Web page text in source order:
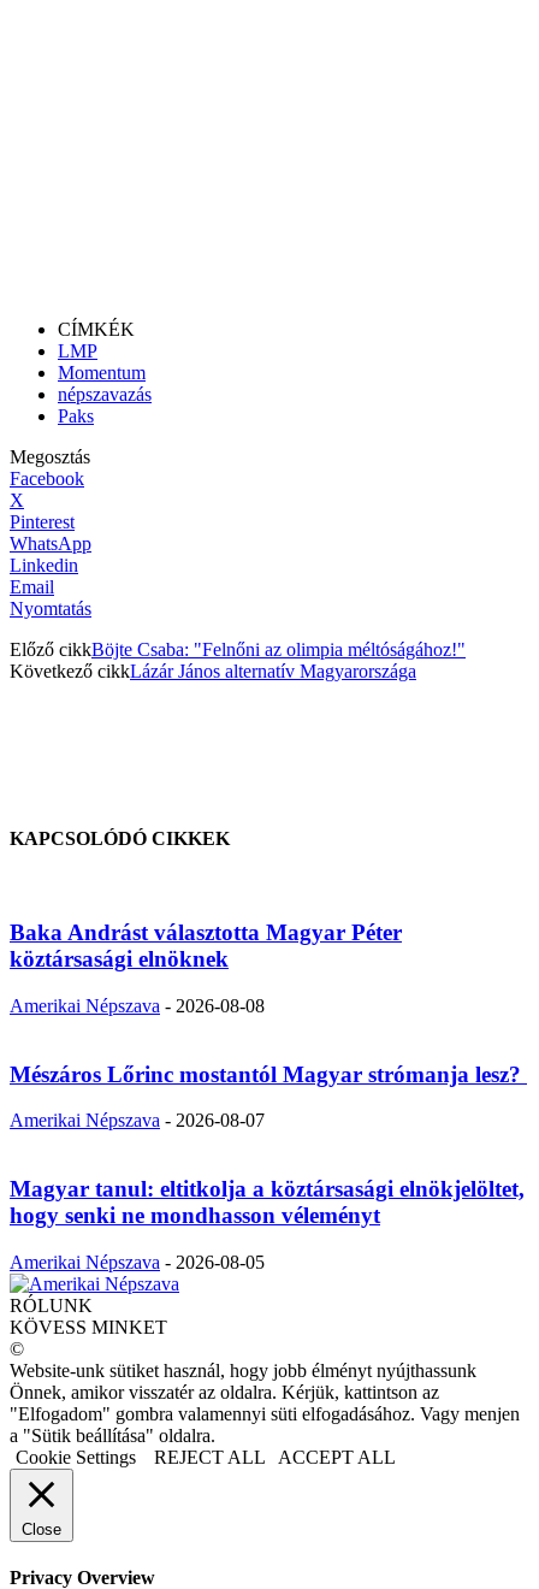
CÍMKÉK
LMP
Momentum
népszavazás
Paks
Megosztás
Facebook
X
Pinterest
WhatsApp
Linkedin
Email
Nyomtatás
Előző cikkBöjte Csaba: "Felnőni az olimpia méltóságához!"
Következő cikkLázár János alternatív Magyarországa
KAPCSOLÓDÓ CIKKEK
Baka Andrást választotta Magyar Péter
köztársasági elnöknek
Amerikai Népszava - 2026-08-08
Mészáros Lőrinc mostantól Magyar strómanja lesz?
Amerikai Népszava - 2026-08-07
Magyar tanul: eltitkolja a köztársasági elnökjelöltet,
hogy senki ne mondhasson véleményt
Amerikai Népszava - 2026-08-05
RÓLUNK
KÖVESS MINKET
©
Website-unk sütiket használ, hogy jobb élményt nyújthassunk
Önnek, amikor visszatér az oldalra. Kérjük, kattintson az
"Elfogadom" gombra valamennyi süti elfogadásához. Vagy menjen
a "Sütik beállítása" oldalra.
Cookie Settings
REJECT ALL ACCEPT ALL
Close
Privacy Overview